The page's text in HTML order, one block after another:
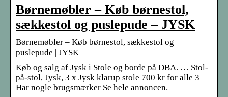
Børnemøbler – Køb børnestol,
sækkestol og puslepude – JYSK
Børnemøbler – Køb børnestol, sækkestol og
puslepude | JYSK
Køb og salg af Jysk i Stole og borde på DBA. … Stol-
på-stol, Jysk, 3 x Jysk klarup stole 700 kr for alle 3
Har nogle brugsmærker Se hele annoncen.